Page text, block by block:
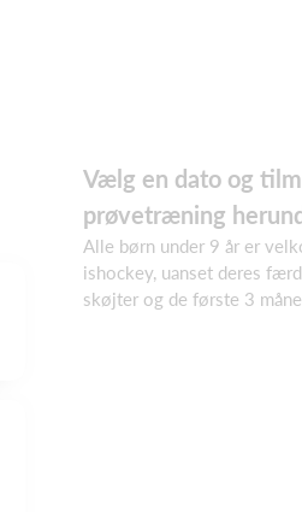
Vælg en dato og
prøvetræning
Alle børn under 9 år er
ishockey, uanset deres
skøjter og de første 3